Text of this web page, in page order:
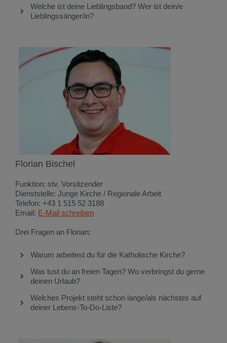
Welche ist deine Lieblingsband? Wer ist dein/e
Lieblingssänger/in?
Florian Bischel
Funktion: stv. Vorsitzender
Dienststelle: Junge Kirche / Regionale Arbeit
Telefon: +43 1 515 52 3188
Email: E-Mail schreiben
Drei Fragen an Florian:
Warum arbeitest du für die Katholische Kirche?
Was tust du an freien Tagen? Wo verbringst du gerne
deinen Urlaub?
Welches Projekt steht schon lange/als nächstes auf
deiner Lebens-To-Do-Liste?